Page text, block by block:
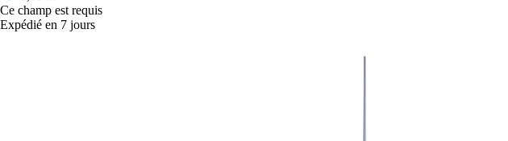
Ce champ est requis
Expédié en 7 jours